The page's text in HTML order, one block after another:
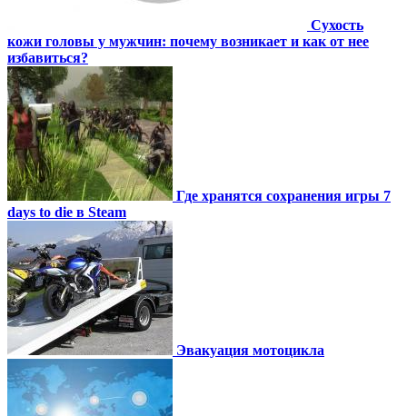
Сухость
кожи головы у мужчин: почему возникает и как от нее
избавиться?
Где хранятся сохранения игры 7
days to die в Steam
Эвакуация мотоцикла